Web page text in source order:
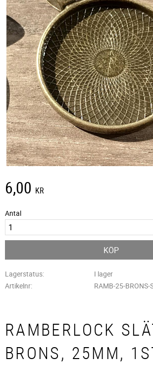
6,00 KR
Antal
KÖP
Lagerstatus
I lager
Artikelnr
RAMB-25-BRONS-
RAMBERLOCK
BRONS, 25MM,